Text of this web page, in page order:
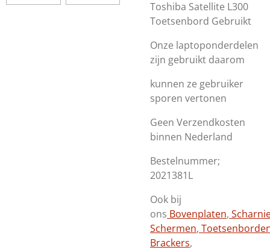
Toshiba Satellite L300
Toetsenbord Gebruikt
Onze laptoponderdelen
zijn gebruikt daarom
kunnen ze gebruiker
sporen vertonen
Geen Verzendkosten
binnen Nederland
Bestelnummer;
2021381L
Ook bij
ons Bovenplaten,
Schermen,
Brackers,